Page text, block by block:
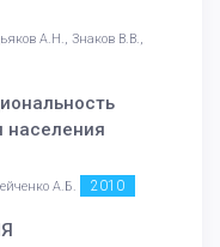
А.Н., Знаков В.В.,
населения
А.Б. 2010